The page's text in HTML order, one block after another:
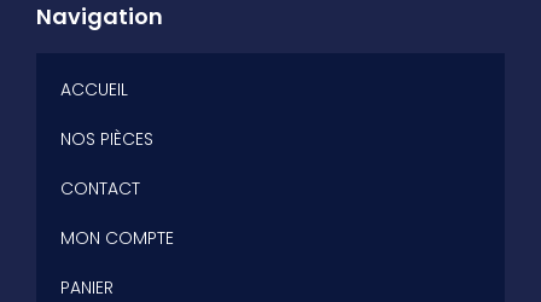
Navigation
ACCUEIL
NOS PIÈCES
CONTACT
MON COMPTE
PANIER